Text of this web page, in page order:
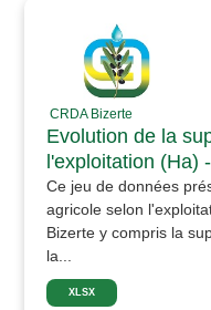
CRDA Bizerte
Evolution de la
l'exploitation (Ha)
Ce jeu de données
agricole selon
Bizerte y compris la
la...
XLSX